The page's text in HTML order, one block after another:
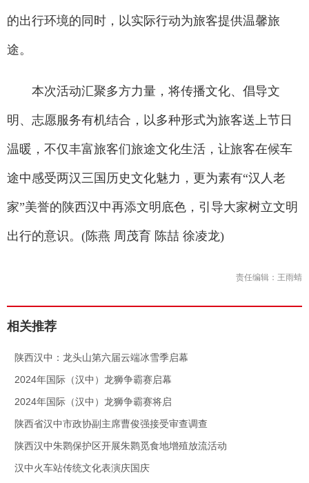
的出行环境的同时，以实际行动为旅客提供温馨旅
途。
本次活动汇聚多方力量，将传播文化、倡导文
明、志愿服务有机结合，以多种形式为旅客送上节日
温暖，不仅丰富旅客们旅途文化生活，让旅客在候车
途中感受两汉三国历史文化魅力，更为素有“汉人老
家”美誉的陕西汉中再添文明底色，引导大家树立文明
出行的意识。(陈燕 周茂育 陈喆 徐凌龙)
责任编辑：王雨蜻
相关推荐
陕西汉中：龙头山第六届云端冰雪季启幕
2024年国际（汉中）龙狮争霸赛启幕
2024年国际（汉中）龙狮争霸赛将启
陕西省汉中市政协副主席曹俊强接受审查调查
陕西汉中朱鹮保护区开展朱鹮觅食地增殖放流活动
汉中火车站传统文化表演庆国庆